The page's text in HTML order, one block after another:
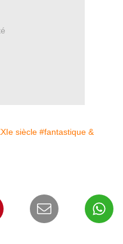
siècle #fantastique &